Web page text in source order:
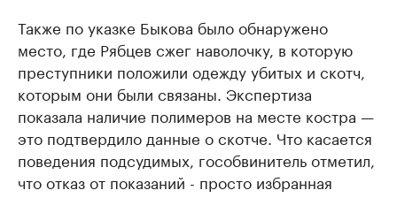
Также по указке Быкова было обнаружено
место, где Рябцев сжег наволочку, в которую
преступники положили одежду убитых и скотч,
которым они были связаны. Экспертиза
показала наличие полимеров на месте костра —
это подтвердило данные о скотче. Что касается
поведения подсудимых, гособвинитель отметил,
что отказ от показаний - просто избранная